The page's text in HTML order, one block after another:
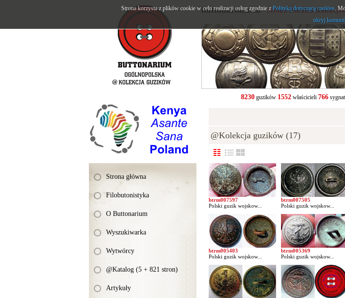
Strona główna
Filobutonistyka
O Buttonarium
Wyszukiwarka
Wytwórcy
@Katalog (5 + 821 stron)
Artykuły
buttonarium.eu- Strona Polskich
8230guzików 1552właścicieli 766
@Kolekcja guzików (17)
btrm007597
Polski guzik wojskow...
btrm007505
Polski guzik wojskow...
btrm005403
Polski guzik wojskow...
btrm005369
Polski guzik wojskow...
Strona korzysta z plików cookie w celu realizacji usług zgodnie zPolityką dotyczącą cookies.
ukryj